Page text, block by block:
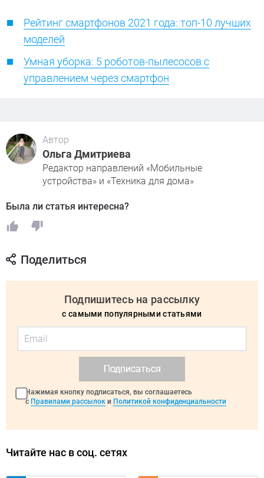
Рейтинг смартфонов 2021 года: топ-10 лучших
моделей
Умная уборка: 5 роботов-пылесосов с
управлением через смартфон
Автор
Ольга Дмитриева
Редактор направлений «Мобильные
устройства» и «Техника для дома»
Была ли статья интересна?
Поделиться
Подпишитесь на рассылку
с самыми популярными статьями
Подписаться
Нажимая кнопку подписаться, вы соглашаетесь
с Правилами рассылок и Политикой конфиденциальности
Читайте нас в соц. сетях